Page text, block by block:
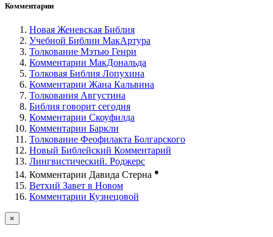
Комментарии
Новая Женевская Библия
Учебной Библии МакАртура
Толкование Мэтью Генри
Комментарии МакДональда
Толковая Библия Лопухина
Комментарии Жана Кальвина
Толкования Августина
Библия говорит сегодня
Комментарии Скоуфилда
Комментарии Баркли
Толкование Феофилакта Болгарского
Новый Библейский Комментарий
Лингвистический. Роджерс
Комментарии Давида Стерна ●
Ветхий Завет в Новом
Комментарии Кузнецовой
×